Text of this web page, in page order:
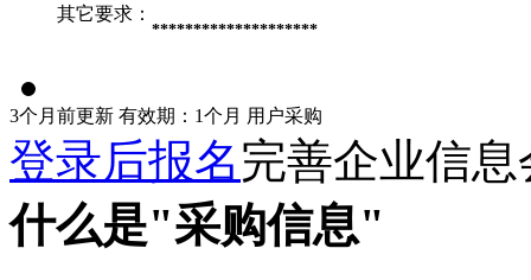
其它要求：
********************
3个月前更新 有效期：1个月 用户采购
登录后报名完善企业信
什么是"采购信息"